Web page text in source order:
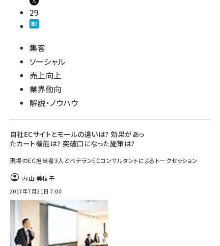
29
集客
ソーシャル
売上向上
業界動向
解説・ノウハウ
自社ECサイトとモールの違いは? 効果があっ
たカート機能は? 突破口になった施策は?
現場のEC担当者3人とベテランECコンサルタントによるトークセッション
内山 美枝子
2017年7月21日 7:00